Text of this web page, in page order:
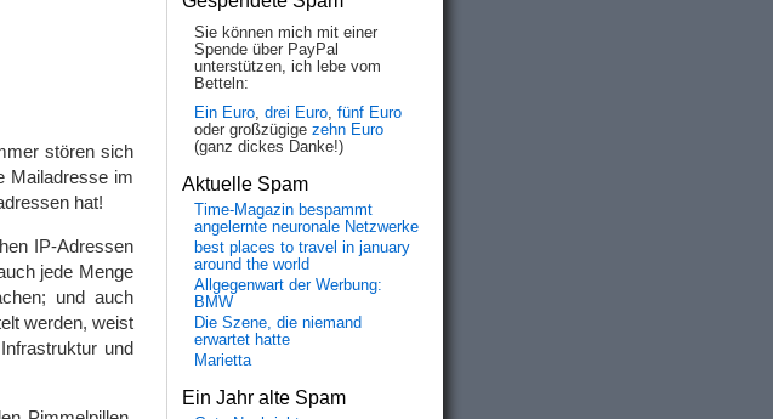
stören sich
Mailadresse im
hat!
IP-Adressen
jede Menge
und auch
werden, weist
und
Sie können mich mit einer
Spende über PayPal
unterstützen, ich lebe vom
Betteln:
Ein Euro, drei Euro, fünf Euro
oder großzügige zehn Euro
(ganz dickes Danke!)
Aktuelle Spam
Time-Magazin bespammt
angelernte neuronale Netzwerke
best places to travel in january
around the world
Allgegenwart der Werbung:
BMW
Die Szene, die niemand
erwartet hatte
Marietta
Ein Jahr alte Spam